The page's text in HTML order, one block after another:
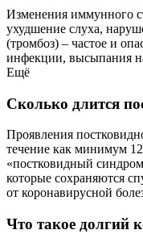
Изменения иммунного
ухудшение слуха,
(тромбоз) – частое и
инфекции, высыпания
Ещё
Сколько длится
Проявления
течение как минимум
«постковидный
которые сохраняются
от коронавирусной
Что такое долгий